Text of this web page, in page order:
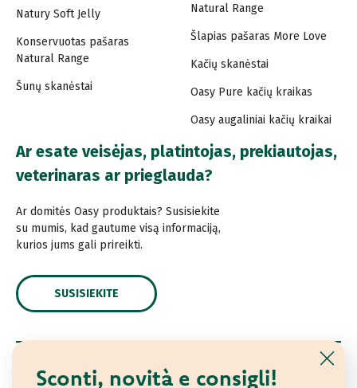
Sconti, novità e consigli!
Natury Soft Jelly
Konservuotas pašaras
Natural Range
Šunų skanėstai
Natural Range
Šlapias pašaras More Love
Kačių skanėstai
Oasy Pure kačių kraikas
Oasy augaliniai kačių kraikai
Ar esate veisėjas, platintojas, prekiautojas,
veterinaras ar prieglauda?
Ar domitės Oasy produktais? Susisiekite
su mumis, kad gautume visą informaciją,
kurios jums gali prireikti.
SUSISIEKITE
© 2021 Oasy. Visos teisės saugomos.